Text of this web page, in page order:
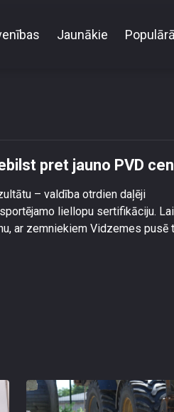
Jaunākie
pret jauno PVD
– valdība otrdien daļēji
liellopu sertifikāciju. Lai
ar zemniekiem Vidzemes pusē